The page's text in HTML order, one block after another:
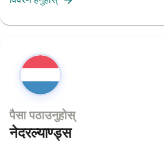
पैसा पठाउनुहोस्
नेदरल्याण्ड्स